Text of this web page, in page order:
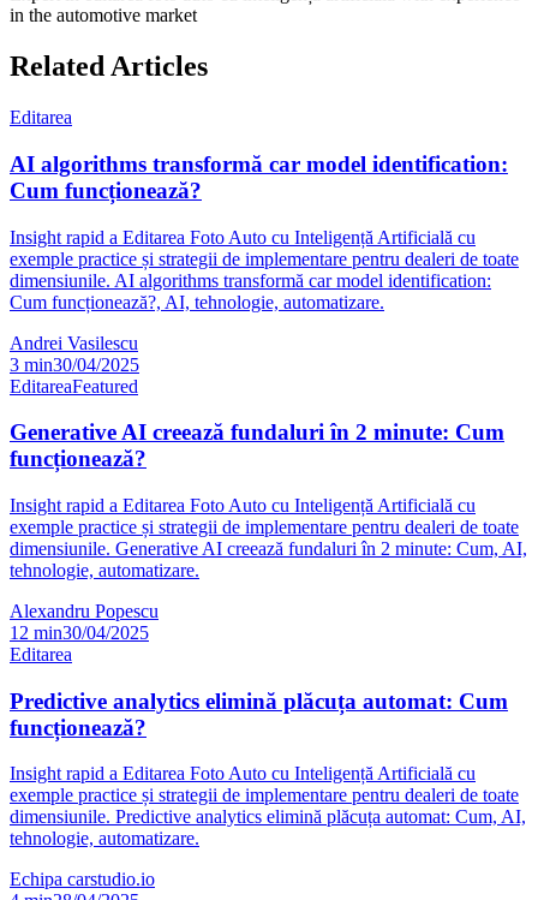
in the automotive market
Related Articles
Editarea
AI algorithms transformă car model identification:
Cum funcționează?
Insight rapid a Editarea Foto Auto cu Inteligență Artificială cu
exemple practice și strategii de implementare pentru dealeri de toate
dimensiunile. AI algorithms transformă car model identification:
Cum funcționează?, AI, tehnologie, automatizare.
Andrei Vasilescu
3 min30/04/2025
EditareaFeatured
Generative AI creează fundaluri în 2 minute: Cum
funcționează?
Insight rapid a Editarea Foto Auto cu Inteligență Artificială cu
exemple practice și strategii de implementare pentru dealeri de toate
dimensiunile. Generative AI creează fundaluri în 2 minute: Cum, AI,
tehnologie, automatizare.
Alexandru Popescu
12 min30/04/2025
Editarea
Predictive analytics elimină plăcuța automat: Cum
funcționează?
Insight rapid a Editarea Foto Auto cu Inteligență Artificială cu
exemple practice și strategii de implementare pentru dealeri de toate
dimensiunile. Predictive analytics elimină plăcuța automat: Cum, AI,
tehnologie, automatizare.
Echipa carstudio.io